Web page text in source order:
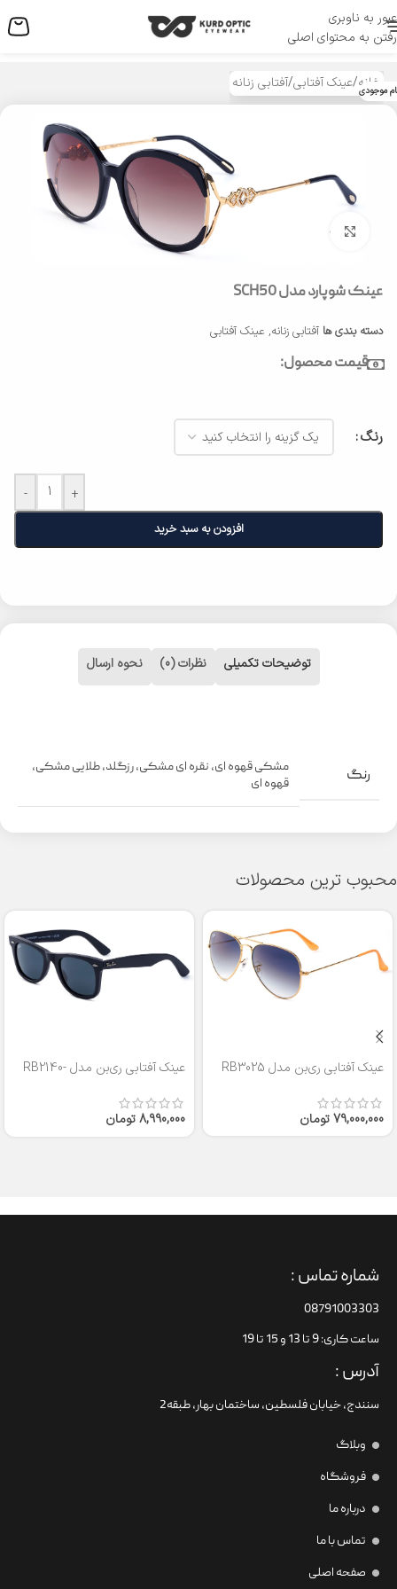
عبور به ناوبری
رفتن به محتوای اصلی
منو
خانه/عینک آفتابی/آفتابی زنانه موجودی
بزرگنمایی تصویر
عینک شوپارد مدل SCH50
دسته بندی ها آفتابی زنانه, عینک آفتابی
قیمت محصول:
رنگ
- +
افزودن به سبد خرید
توضیحات تکمیلی نظرات (0) نحوه ارسال
رنگ مشکی قهوه ای, نقره ای مشکی,رزگلد,طلایی مشکی,
قهوه ای
محبوب ترین محصولات
عینک آفتابی ری‌بن مدل RB3025
79,000,000تومان
عینک آفتابی ری‌بن مدل RB2140-
8,990,000تومان
شماره تماس :
08791003303
ساعت کاری: 9 تا 13 و 15 تا 19
آدرس :
سنندج، خیابان فلسطین،‌ ساختمان بهار، طبقه2
وبلاگ
فروشگاه
درباره ما
تماس با ما
صفحه اصلی